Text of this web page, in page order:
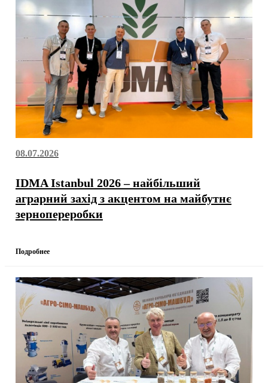
08.07.2026
IDMA Istanbul 2026 – найбільший
аграрний захід з акцентом на майбутнє
зернопереробки
Подробнее